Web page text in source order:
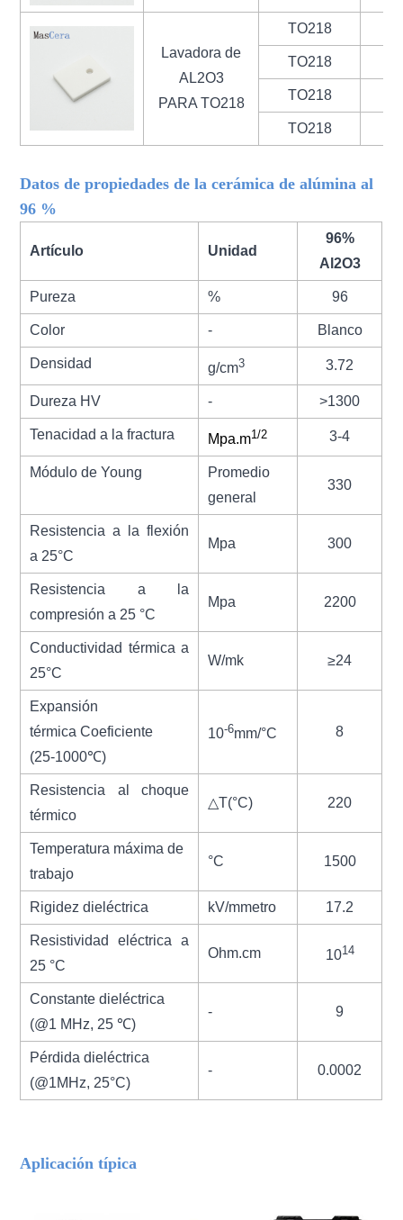
Lavadora de
AL2O3
PARA TO218
TO218
TO218
TO218
TO218
Datos de propiedades de la cerámica de alúmina al
96 %
Artículo Unidad
96%
Al2O3
Pureza % 96
Color - Blanco
Densidad g/cm3 3.72
Dureza HV - >1300
Tenacidad a la fractura Mpa.m1/2 3-4
Módulo de Young
Promedio
general
330
Resistencia a la flexión
a 25°C
Mpa 300
Resistencia a la
compresión a 25 °C
Mpa 2200
Conductividad térmica a
25°C
W/mk ≥24
Expansión
térmicaCoeficiente
(25-1000℃)
10-6mm/°C 8
Resistencia al choque
térmico
△T(°C) 220
Temperatura máxima de
trabajo
°C 1500
Rigidez dieléctrica kV/mmetro 17.2
Resistividad eléctrica a
25 °C
Ohm.cm 1014
Constante dieléctrica
(@1 MHz, 25 ℃)
- 9
Pérdida dieléctrica
(@1MHz, 25°C)
- 0.0002
Aplicación típica